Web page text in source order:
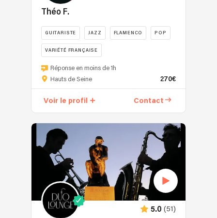
Théo F.
GUITARISTE JAZZ FLAMENCO POP
VARIÉTÉ FRANÇAISE
Réponse en moins de 1h
Hauts de Seine
270€
Voir le profil Contact
5.0 (51)